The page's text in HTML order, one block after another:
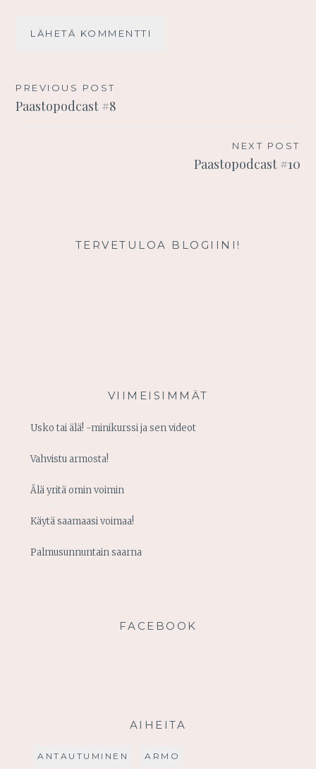
Artikkelien
selaus
PREVIOUS POST
Paastopodcast #8
NEXT POST
Paastopodcast #10
TERVETULOA BLOGIINI!
VIIMEISIMMÄT
Usko tai älä! -minikurssi ja sen videot
Vahvistu armosta!
Älä yritä omin voimin
Käytä saamaasi voimaa!
Palmusunnuntain saarna
FACEBOOK
AIHEITA
ANTAUTUMINEN ARMO